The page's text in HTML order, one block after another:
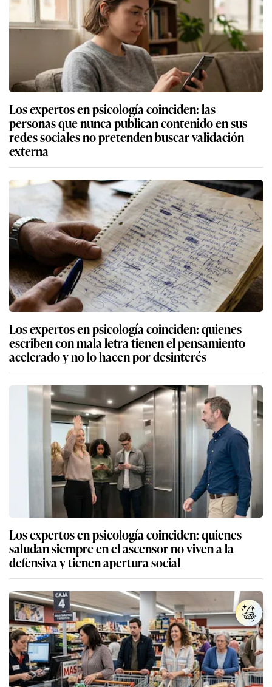
Los expertos en psicología coinciden: las
personas que nunca publican contenido en sus
redes sociales no pretenden buscar validación
externa
Los expertos en psicología coinciden: quienes
escriben con mala letra tienen el pensamiento
acelerado y no lo hacen por desinterés
Los expertos en psicología coinciden: quienes
saludan siempre en el ascensor no viven a la
defensiva y tienen apertura social